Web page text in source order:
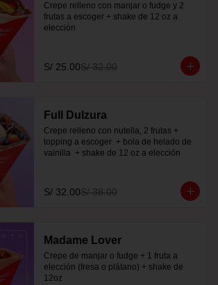
Crepe relleno con manjar o fudge y 2
frutas a escoger + shake de 12 oz a
elección
S/ 25.00S/ 32.00
Full Dulzura
Crepe relleno con nutella, 2 frutas +
topping a escoger  + bola de helado de
vainilla  + shake de 12 oz a elección
S/ 32.00S/ 38.00
Madame Lover
Crepe de manjar o fudge + 1 fruta a
elección (fresa o plátano) + shake de
12oz